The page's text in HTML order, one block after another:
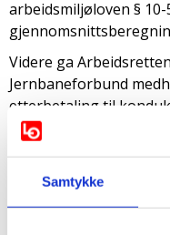
Samtykke
arbeidsmiljøloven §
Videre ga
Jernbaneforbund
etterbetaling til
I mangel av gyldig
gjelder de alminnelige